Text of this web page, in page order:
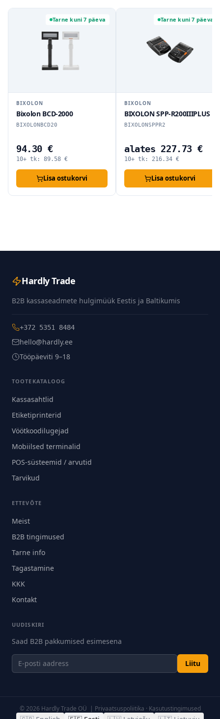
Tarne kuni 7 päeva
BIXOLON
Bixolon BCD-2000
BIXOLONBCD20
94.30 €
10+ tk: 89.58 €
Lisa ostukorvi
Tarne kuni 7 päeva
BIXOLON
BIXOLON SPP-R200IIIPLUS
BIXOLONSPPR2
alates 227.73 €
10+ tk: 216.34 €
Lisa ostukorvi
Hardly Trade
B2B kassaseadmete hulgimüük Eestis ja Baltikumis
+372 5351 8484
hello@hardly.ee
Tööpäeviti 9–18
TOOTEKATALOOG
Kassasahtlid
Etiketiprinterid
Vöötkoodilugejad
Mobiilsed terminalid
POS-süsteemid / arvutid
Tarvikud
ETTEVÕTE
Meist
B2B tingimused
Tarne info
Tagastamine
KKK
Kontakt
UUDISKIRI
Saad B2B pakkumised esimesena
Liitu
©2026 Hardly Trade OÜ | Privaatsuspoliitika · Kasutustingimused